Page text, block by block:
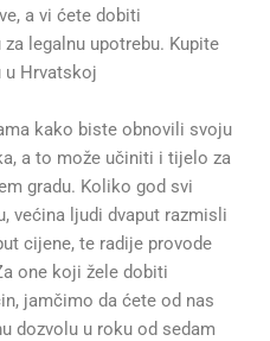
a vi ćete dobiti
legalnu upotrebu. Kupite
u Hrvatskoj
kako biste obnovili svoju
a to može učiniti i tijelo za
gradu. Koliko god svi
većina ljudi dvaput razmisli
cijene, te radije provode
one koji žele dobiti
jamčimo da ćete od nas
dozvolu u roku od sedam